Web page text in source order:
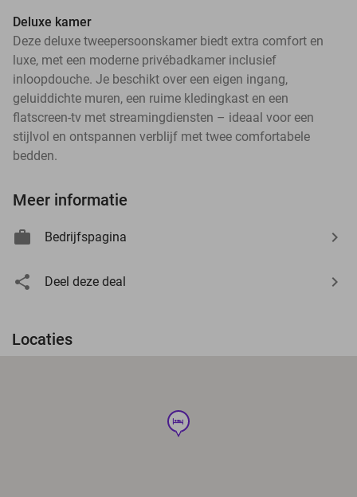
Deluxe kamer
Deze deluxe tweepersoonskamer biedt extra comfort en
luxe, met een moderne privébadkamer inclusief
inloopdouche. Je beschikt over een eigen ingang,
geluiddichte muren, een ruime kledingkast en een
flatscreen-tv met streamingdiensten – ideaal voor een
stijlvol en ontspannen verblijf met twee comfortabele
bedden.
Meer informatie
Bedrijfspagina
Deel deze deal
Locaties
hotel